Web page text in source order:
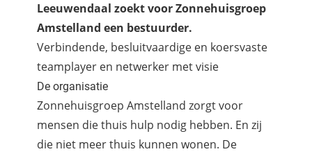
Leeuwendaal zoekt voor Zonnehuisgroep
Amstelland een bestuurder.
Verbindende, besluitvaardige en koersvaste
teamplayer en netwerker met visie
De organisatie
Zonnehuisgroep Amstelland zorgt voor
mensen die thuis hulp nodig hebben. En zij
die niet meer thuis kunnen wonen. De